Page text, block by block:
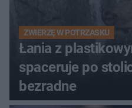
ZWIERZĘ W POTRZASKU
Łania z
spaceruje po
bezradne